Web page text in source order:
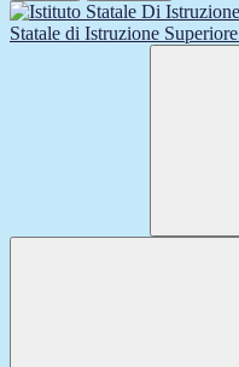
Statale di Istruzione Superiore